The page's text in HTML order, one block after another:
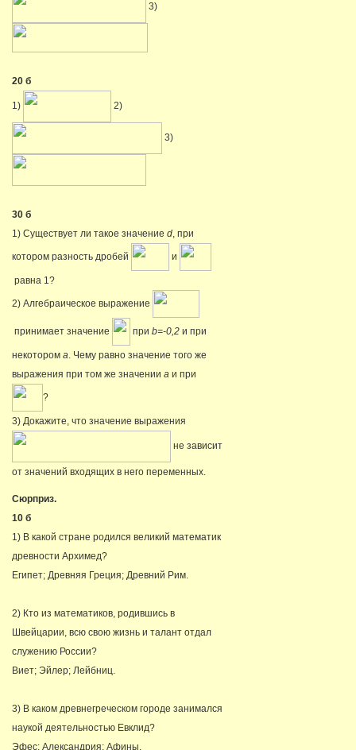
3)
20 б
1) 2)
3)
30 б
1) Существует ли такое значение d, при
котором разность дробей и
равна 1?
2) Алгебраическое выражение
принимает значение при b=-0,2 и при
некотором a. Чему равно значение того же
выражения при том же значении а и при
?
3) Докажите, что значение выражения
не зависит
от значений входящих в него переменных.
Сюрприз.
10 б
1) В какой стране родился великий математик
древности Архимед?
Египет; Древняя Греция; Древний Рим.
2) Кто из математиков, родившись в
Швейцарии, всю свою жизнь и талант отдал
служению России?
Виет; Эйлер; Лейбниц.
3) В каком древнегреческом городе занимался
наукой деятельностью Евклид?
Эфес; Александрия; Афины.